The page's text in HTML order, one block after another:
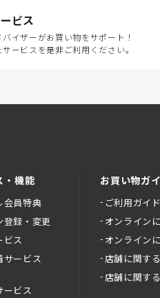
ビス
イザーがお買い物をサポート！
ービスを是非ご利用ください。
・機能
会員特典
登録・変更
ビス
サービス
ービス
お買い物ガ
ご利用ガイド
オンライン
オンライン
店舗に関す
店舗に関す